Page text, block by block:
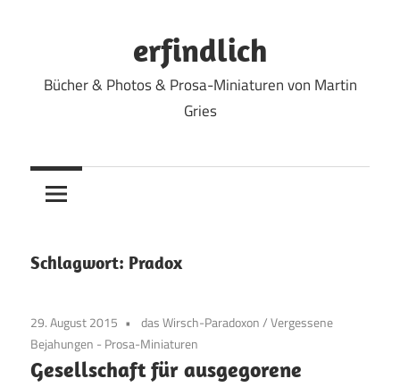
erfindlich
Bücher & Photos & Prosa-Miniaturen von Martin
Gries
Schlagwort: Pradox
29. August 2015 das Wirsch-Paradoxon/Vergessene
Bejahungen - Prosa-Miniaturen
Gesellschaft für ausgegorene